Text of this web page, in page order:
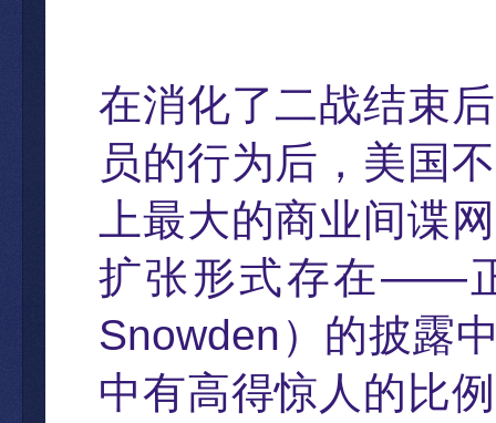
在消化了二战结束
员的行为后，美国
上最大的商业间谍
扩张形式存在——
Snowden ）的披露
中有高得惊人的比